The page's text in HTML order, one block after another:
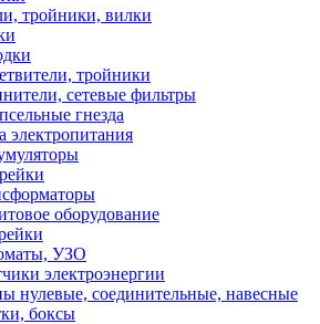
тройники, вилки
тройники
сетевые фильтры
гнезда
электропитания
оборудование
УЗО
электроэнергии
нулевые, соединительные, навесные
боксы